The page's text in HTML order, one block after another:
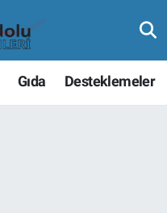
Gıda Desteklemeler